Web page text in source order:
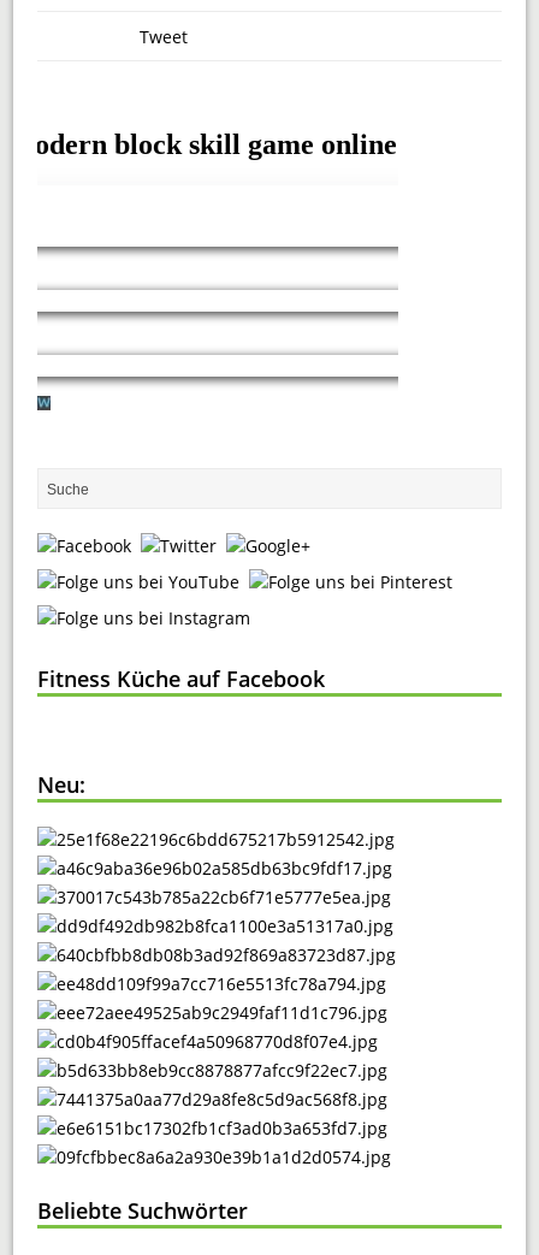
Tweet
Fitness Küche auf Facebook
Neu:
Beliebte Suchwörter